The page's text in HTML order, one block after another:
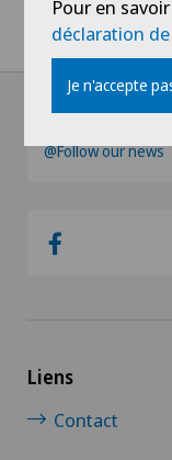
@Follow our news
Liens
Contact
Pour en
déclaration
Je n'accepte